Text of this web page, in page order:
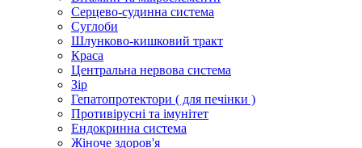
Серцево-судинна система
Суглоби
Шлунково-кишковий тракт
Краса
Центральна нервова система
Зір
Гепатопротектори ( для печінки )
Противірусні та імунітет
Ендокринна система
Жіноче здоров'я